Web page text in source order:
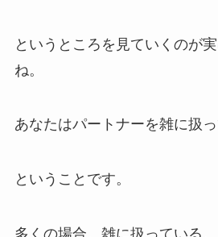
というところを見ていくのが
ね。
あなたはパートナーを雑に扱
ということです。
多くの場合、雑に扱っている